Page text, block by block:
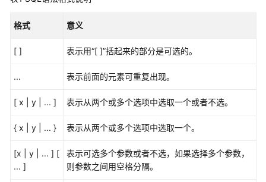
务
介
费
说
格式 意义
[ ] 表示用“[ ]”括起来的部分是可选的。
... 表示前面的元素可重复出现。
[ x | y | ... ] 表示从两个或多个选项中选取一个或者不选。
{ x | y | ... } 表示从两个或多个选项中选取一个。
[x | y | ... ] [
... ]
表示可选多个参数或者不选，如果选择多个参数，
则参数之间用空格分隔。